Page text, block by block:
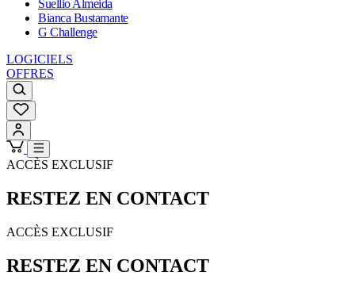
Suellio Almeida
Bianca Bustamante
G Challenge
LOGICIELS
OFFRES
ACCÈS EXCLUSIF
RESTEZ EN CONTACT
ACCÈS EXCLUSIF
RESTEZ EN CONTACT